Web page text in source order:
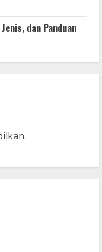
dan Panduan